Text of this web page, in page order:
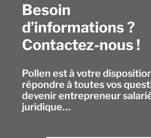
Besoin
d’informations ?
Contactez-nous !
Pollen est à votre
répondre à toutes vos
devenir entrepreneur
juridique…